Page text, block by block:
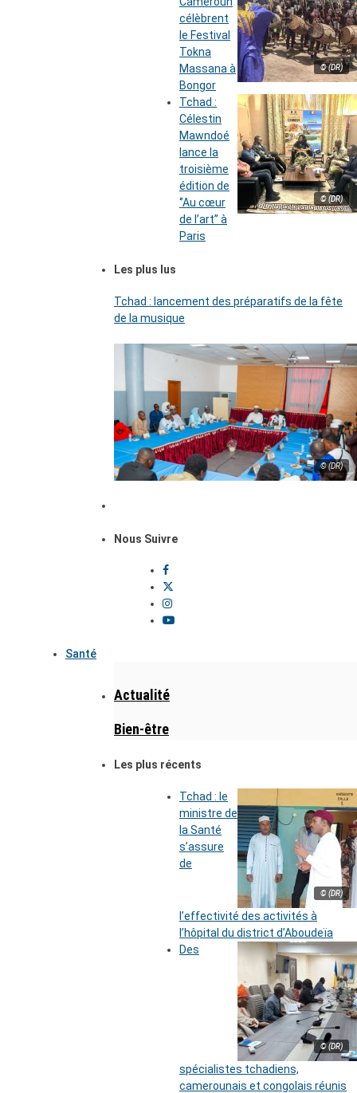
© (DR)
célèbrent
le Festival
Tokna
Massana à
Bongor
© (DR)
Tchad :
Célestin
Mawndoé
lance la
troisième
édition de
‘’Au cœur
de l’art’’ à
Paris
Les plus lus
Tchad : lancement des préparatifs de la fête
de la musique
© (DR)
Nous Suivre
Santé
Actualité
Bien-être
Les plus récents
© (DR)
Tchad : le
ministre de
la Santé
s’assure
de
l’effectivité des activités à
l’hôpital du district d’Aboudeïa
© (DR)
Des
spécialistes tchadiens,
camerounais et congolais réunis